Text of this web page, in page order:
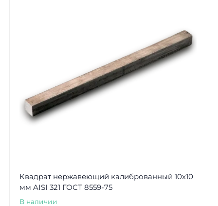
Квадрат нержавеющий калиброванный 10х10
мм AISI 321 ГОСТ 8559-75
В наличии